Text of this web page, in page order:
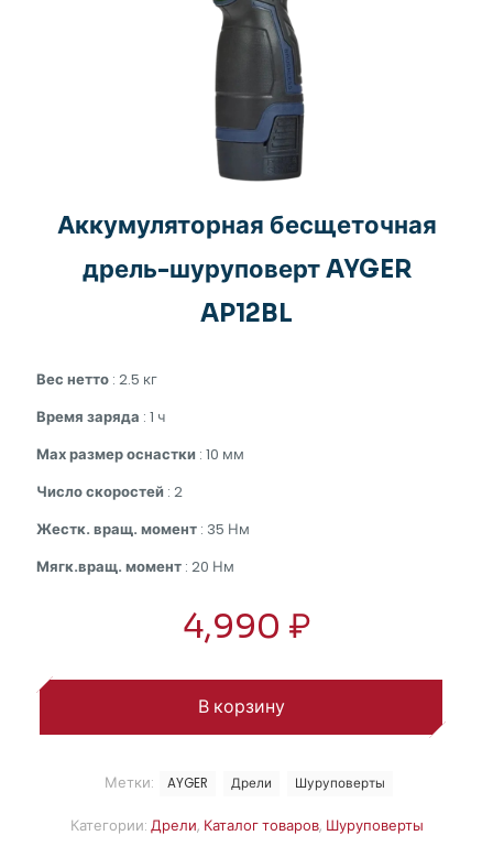
Аккумуляторная бесщеточная
дрель-шуруповерт AYGER
AP12BL
Вес нетто : 2.5 кг
Время заряда : 1 ч
Мах размер оснастки : 10 мм
Число скоростей : 2
Жестк. вращ. момент : 35 Нм
Мягк.вращ. момент : 20 Нм
4,990 ₽
В корзину
Категории: Дрели, Каталог товаров, Шуруповерты
Метки: AYGER Дрели Шуруповерты